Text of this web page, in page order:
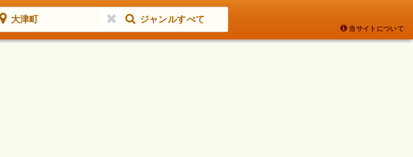
大津町 ジャンルすべて
当サイトについて